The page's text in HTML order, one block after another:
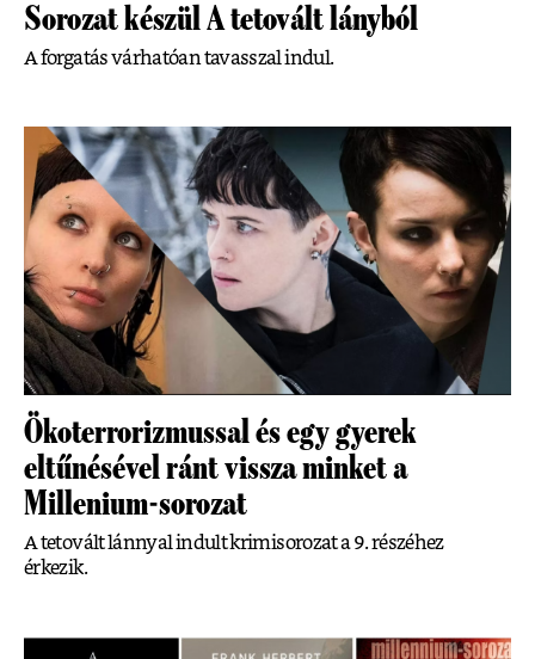
Sorozat készül A tetovált lányból
A forgatás várhatóan tavasszal indul.
Ökoterrorizmussal és egy gyerek
eltűnésével ránt vissza minket a
Millenium-sorozat
A tetovált lánnyal indult krimisorozat a 9. részéhez
érkezik.